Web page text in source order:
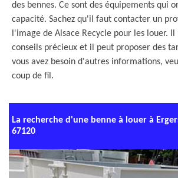
des bennes. Ce sont des équipements qui
capacité. Sachez qu'il faut contacter un
l'image de Alsace Recycle pour les louer.
conseils précieux et il peut proposer des
vous avez besoin d'autres informations,
coup de fil.
La recherche d'une benne à louer à
67120